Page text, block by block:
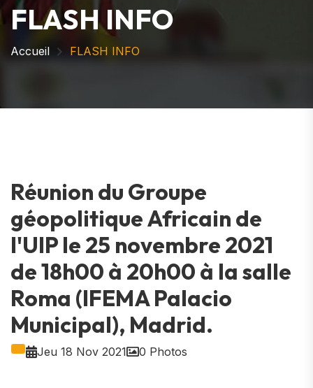
FLASH INFO
Accueil FLASH INFO
Réunion du Groupe
géopolitique Africain de
l'UIP le 25 novembre 2021
de 18h00 à 20h00 à la salle
Roma (IFEMA Palacio
Municipal), Madrid.
Jeu 18 Nov 2021 0 Photos